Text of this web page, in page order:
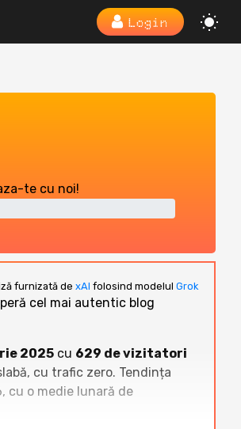
Login
te cu noi!
furnizată de xAI folosind modelul Grok
cel mai autentic blog
2025 cu 629 de vizitatori
cu trafic zero. Tendința
cu o medie lunară de